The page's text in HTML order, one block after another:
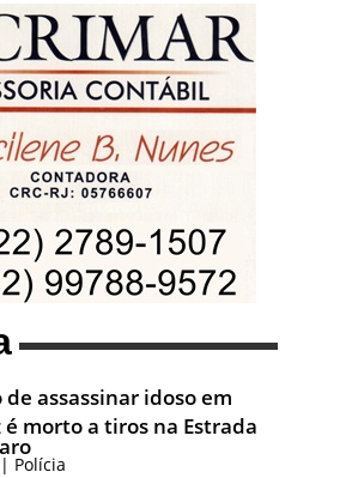
assassinar idoso em
é morto a tiros na Estrada
Polícia